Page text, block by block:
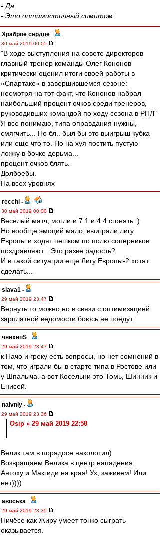
- Да.
- Это оптимистичный симптом.
Храброе сердце -
30 май 2019 00:05
"В ходе выступления на совете директоров
главный тренер команды Олег Кононов
критически оценил итоги своей работы в
«Спартаке» в завершившемся сезоне:
несмотря на тот факт, что Кононов набрал
наибольший процент очков среди тренеров,
руководивших командой по ходу сезона в РПЛ"
Я все понимаю, типа оправдания нужны,
смягчить... Но бл.. был бы это выигрыш кубка
или еще что то. Но на хуя постить пустую
ложку в бочке дерьма...
процент очков блять.
Долбоебы.
На всех уровнях
recchi -
30 май 2019 00:00
Весёлый матч, могли и 7:1 и 4:4 сгонять :).
Но вообще эмоций мало, выиграли лигу
Европы и ходят пешком по полю соперников
поздравляют... Это разве радость?
И в такой ситуации еще Лигу Европы-2 хотят
сделать...
slava1 -
29 май 2019 23:47
Вернуть то можно,но в связи с оптимизацией
зарплатной ведомости боюсь не поедут.
чннхнпS -
29 май 2019 23:47
к Начо и греку есть вопросы, но нет сомнений в
том, что играли бы в старте типа в Ростове или
у Шпалыча. а вот Косельни это Томь, Шинник и
Енисей.
naivniy -
29 май 2019 23:36
Osip » 29 май 2019 22:58
Велик там в порядосе наколотил)
Возвращаем Велика в центр нападения,
Антоху и Макгиди на края! Ух, заживем! Или
нет))))
авоська -
29 май 2019 23:35
Ничёсе как Жиру умеет тонко сыграть
оказывается.